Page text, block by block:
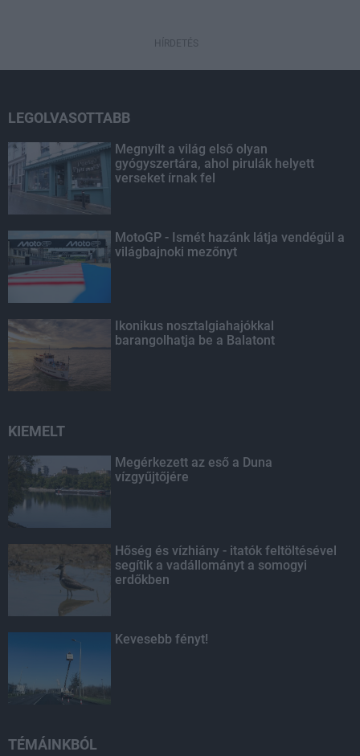
HÍRDETÉS
LEGOLVASOTTABB
Megnyílt a világ első olyan
gyógyszertára, ahol pirulák helyett
verseket írnak fel
MotoGP - Ismét hazánk látja vendégül a
világbajnoki mezőnyt
Ikonikus nosztalgiahajókkal
barangolhatja be a Balatont
KIEMELT
Megérkezett az eső a Duna
vízgyűjtőjére
Hőség és vízhiány - itatók feltöltésével
segítik a vadállományt a somogyi
erdőkben
Kevesebb fényt!
TÉMÁINKBÓL